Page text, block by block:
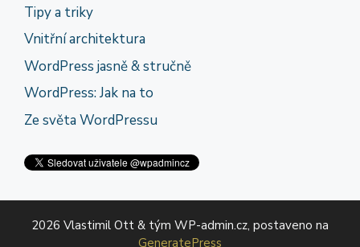
Tipy a triky
Vnitřní architektura
WordPress jasně & stručně
WordPress: Jak na to
Ze světa WordPressu
2026 Vlastimil Ott & tým WP-admin.cz, postaveno na
GeneratePress